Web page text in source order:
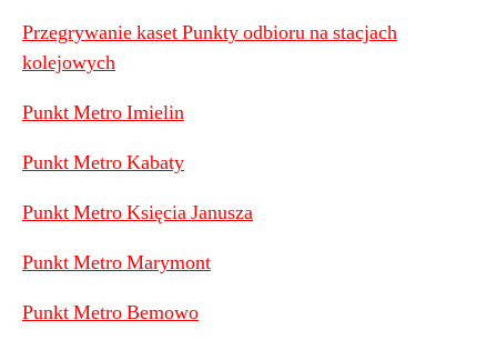
Przegrywanie kaset Punkty odbioru na stacjach
kolejowych
Punkt Metro Imielin
Punkt Metro Kabaty
Punkt Metro Księcia Janusza
Punkt Metro Marymont
Punkt Metro Bemowo